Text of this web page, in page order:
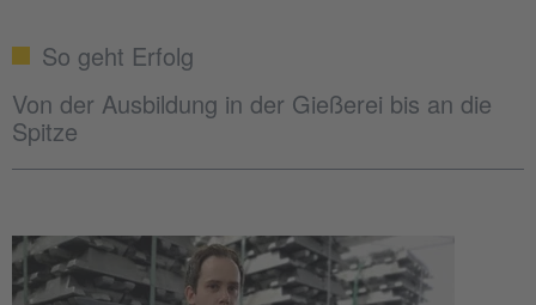
So geht Erfolg
Von der Ausbildung in der Gießerei bis an die
Spitze